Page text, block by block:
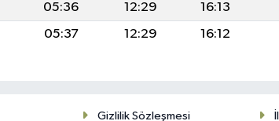
05:36 12:29 16:13
05:37 12:29 16:12
Gizlilik Sözleşmesi